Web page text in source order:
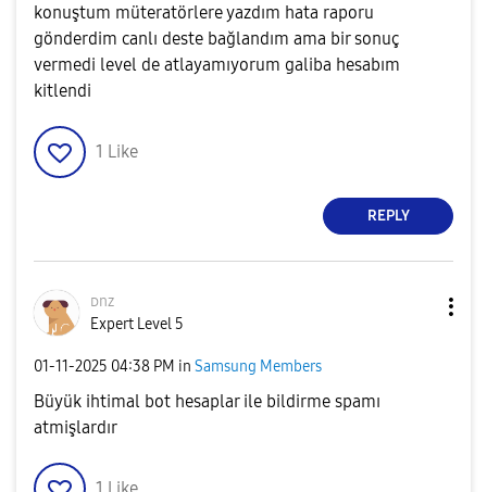
konuştum müteratörlere yazdım hata raporu
gönderdim canlı deste bağlandım ama bir sonuç
vermedi level de atlayamıyorum galiba hesabım
kitlendi
1 Like
REPLY
ᴅnz
Expert Level 5
‎01-11-2025 04:38 PM in Samsung Members
Büyük ihtimal bot hesaplar ile bildirme spamı
atmişlardır